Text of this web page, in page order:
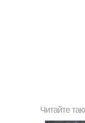
Читайте